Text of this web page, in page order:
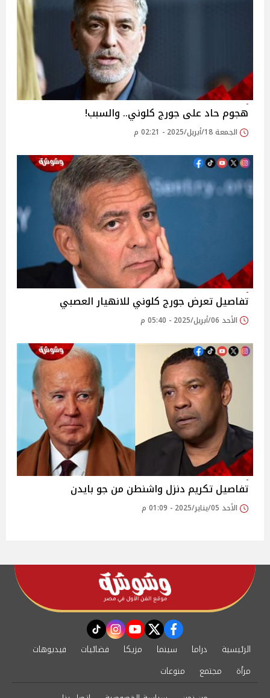
هجوم حاد على جورج كلوني.. والسبب!
الجمعة 18/أبريل/2025 - 02:21 م
تفاصيل تعرض جورج كلوني للانهيار العصبي
الأحد 06/أبريل/2025 - 05:40 م
تفاصيل تكريم دنزل واشنطن من جو بايدن
الأحد 05/يناير/2025 - 01:09 م
facebook
twitter
youtube
instagram
tiktok
الرئيسية دراما سينما مزيكا فضائيات
فيديوهات
مرأة
مجتمع
منوعات